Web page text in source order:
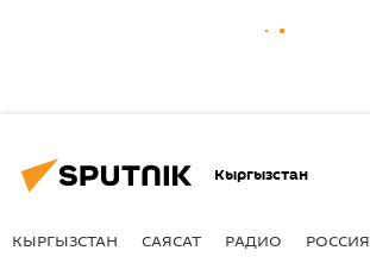
Кыргызстан
КЫРГЫЗСТАН САЯСАТ РАДИО РОССИЯ